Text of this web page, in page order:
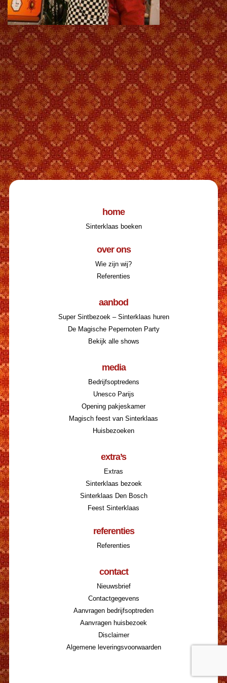
home
Sinterklaas boeken
over ons
Wie zijn wij?
Referenties
aanbod
Super Sintbezoek – Sinterklaas huren
De Magische Pepernoten Party
Bekijk alle shows
media
Bedrijfsoptredens
Unesco Parijs
Opening pakjeskamer
Magisch feest van Sinterklaas
Huisbezoeken
extra’s
Extras
Sinterklaas bezoek
Sinterklaas Den Bosch
Feest Sinterklaas
referenties
Referenties
contact
Nieuwsbrief
Contactgegevens
Aanvragen bedrijfsoptreden
Aanvragen huisbezoek
Disclaimer
Algemene leveringsvoorwaarden